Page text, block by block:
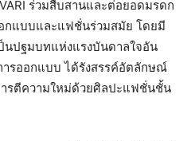
ร่วมสืบสานและต่อยอดมรดก
กแบบและแฟชั่นร่วมสมัย โดยมี
นปฐมบทแห่งแรงบันดาลใจอัน
รออกแบบ ได้รังสรรค์อัตลักษณ์
รตีความใหม่ด้วยศิลปะแฟชั่นชั้น